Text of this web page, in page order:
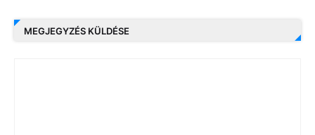
MEGJEGYZÉS KÜLDÉSE